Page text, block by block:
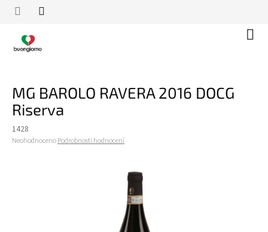
Přejít
MG BAROLO RAVERA 2016 DOCG
Riserva
1428
Průměrné
NeohodnocenoPodrobnosti hodnocení